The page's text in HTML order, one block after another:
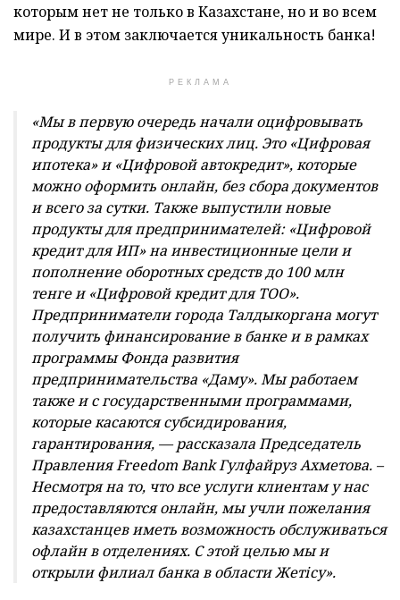
которым нет не только в Казахстане, но и во всем
мире. И в этом заключается уникальность банка!
РЕКЛАМА
«Мы в первую очередь начали оцифровывать
продукты для физических лиц. Это «Цифровая
ипотека» и «Цифровой автокредит», которые
можно оформить онлайн, без сбора документов
и всего за сутки. Также выпустили новые
продукты для предпринимателей: «Цифровой
кредит для ИП» на инвестиционные цели и
пополнение оборотных средств до 100 млн
тенге и «Цифровой кредит для ТОО».
Предприниматели города Талдыкоргана могут
получить финансирование в банке и в рамках
программы Фонда развития
предпринимательства «Даму». Мы работаем
также и с государственными программами,
которые касаются субсидирования,
гарантирования, — рассказала Председатель
Правления Freedom Bank Гулфайруз Ахметова. –
Несмотря на то, что все услуги клиентам у нас
предоставляются онлайн, мы учли пожелания
казахстанцев иметь возможность обслуживаться
офлайн в отделениях. С этой целью мы и
открыли филиал банка в области Жетісу».